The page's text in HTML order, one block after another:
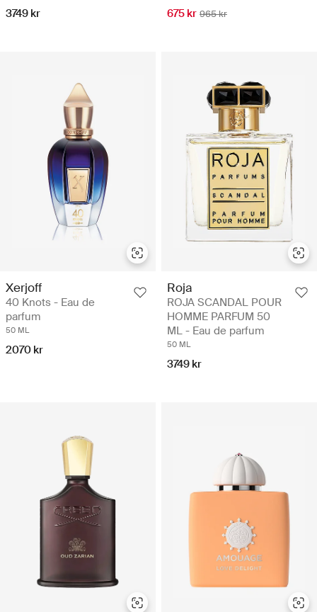
3749 kr 675 kr 965 kr
Xerjoff
40 Knots - Eau de
parfum
50 ML
2070 kr
Roja
ROJA SCANDAL POUR
HOMME PARFUM 50
ML - Eau de parfum
50 ML
3749 kr